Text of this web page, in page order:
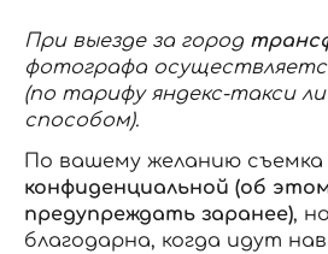
При выезде за город
фотографа
(по тарифу яндекс-такси
способом).
По вашему желанию
конфиденциальной (об
предупреждать заранее),
благодарна, когда идут